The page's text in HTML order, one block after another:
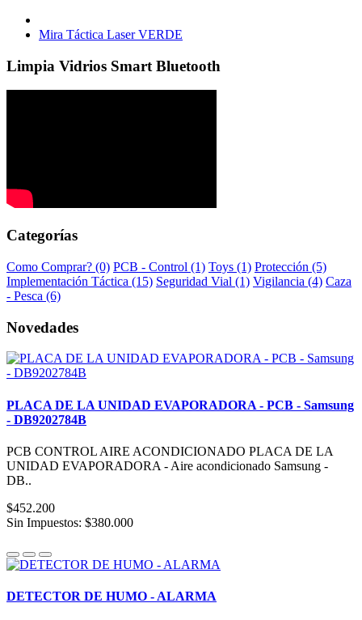
Mira Táctica Laser VERDE
Limpia Vidrios Smart Bluetooth
Categorías
Como Comprar? (0) PCB - Control (1) Toys (1) Protección (5)
Implementación Táctica (15) Seguridad Vial (1) Vigilancia (4) Caza
- Pesca (6)
Novedades
PLACA DE LA UNIDAD EVAPORADORA - PCB - Samsung
- DB9202784B
PCB CONTROL AIRE ACONDICIONADO PLACA DE LA
UNIDAD EVAPORADORA - Aire acondicionado Samsung -
DB..
$452.200
Sin Impuestos: $380.000
DETECTOR DE HUMO - ALARMA